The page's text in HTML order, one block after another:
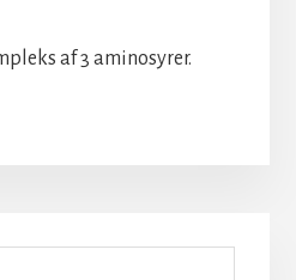
af 3 aminosyrer.